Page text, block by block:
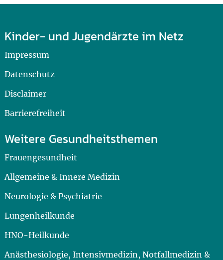
Kinder- und Jugendärzte im Netz
Impressum
Datenschutz
Disclaimer
Barrierefreiheit
Weitere Gesundheitsthemen
Frauengesundheit
Allgemeine & Innere Medizin
Neurologie & Psychiatrie
Lungenheilkunde
HNO-Heilkunde
Anästhesiologie, Intensivmedizin, Notfallmedizin &